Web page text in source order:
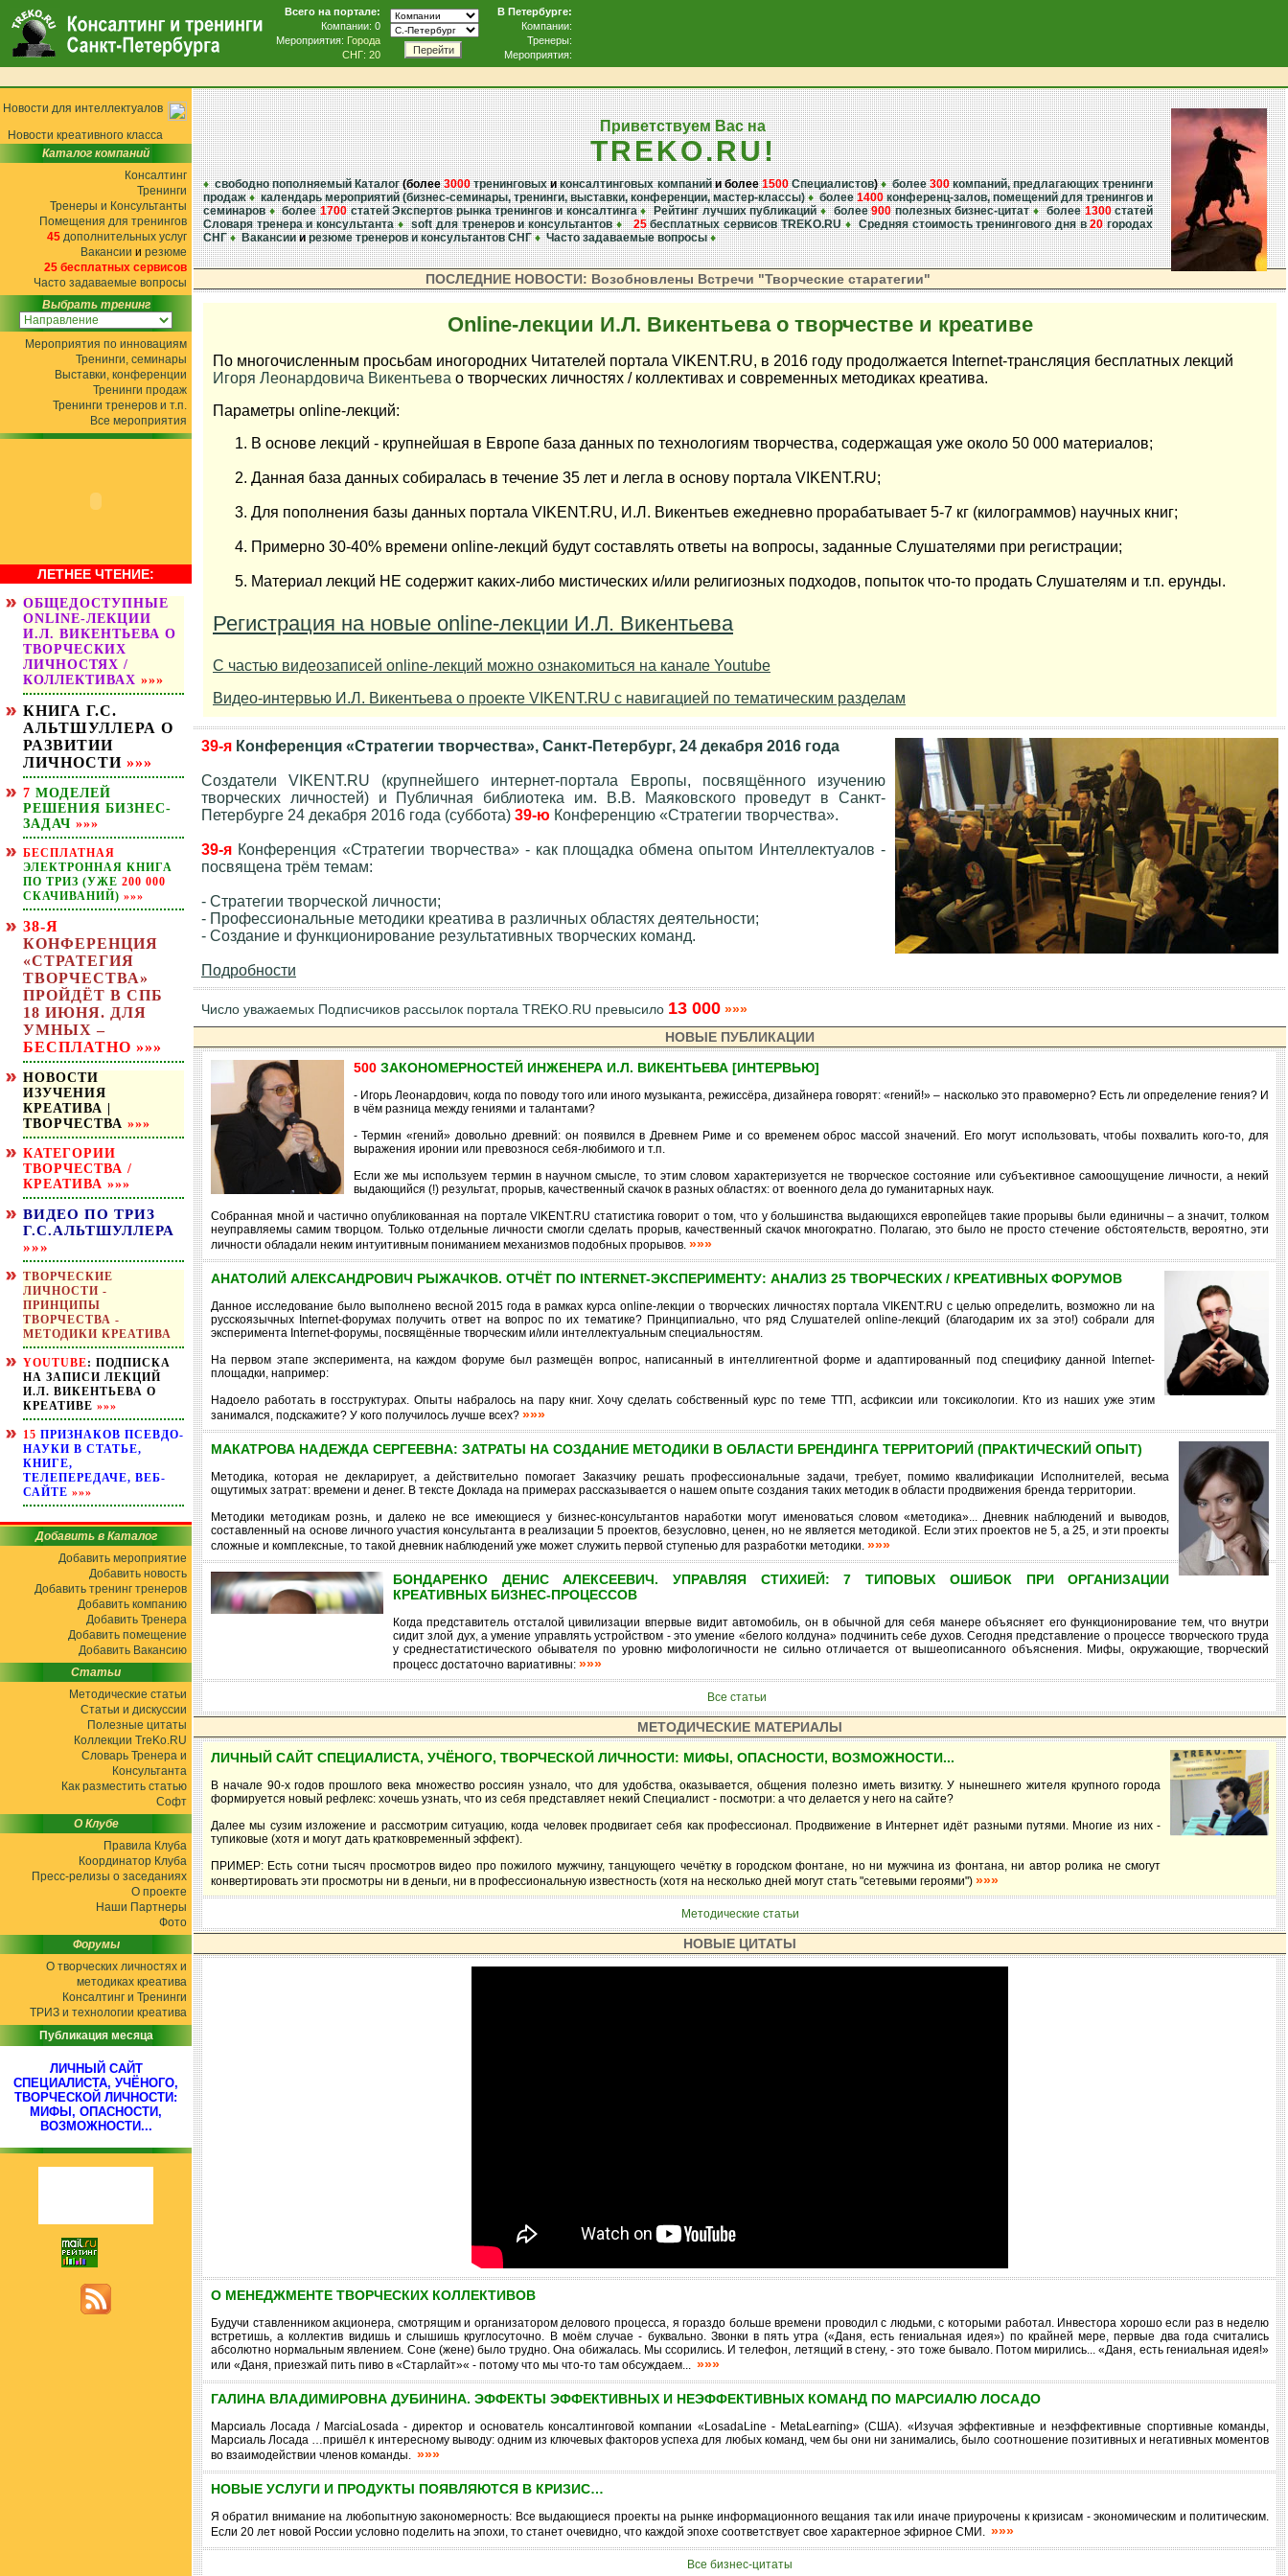
Всего на портале:
Компании: 0
Мероприятия: Города
СНГ: 20
Перейти
В Петербурге:
Компании:
Тренеры:
Мероприятия:
Новости для интеллектуалов
Новости креативного класса
Каталог компаний
Консалтинг
Тренинги
Тренеры и Консультанты
Помещения для тренингов
45 дополнительных услуг
Вакансии и резюме
25 бесплатных сервисов
Часто задаваемые вопросы
Выбрать тренинг
Мероприятия по инновациям
Тренинги, семинары
Выставки, конференции
Тренинги продаж
Тренинги тренеров и т.п.
Все мероприятия
ЛЕТНЕЕ ЧТЕНИЕ:
ОБЩЕДОСТУПНЫЕ
ОNLINE-ЛЕКЦИИ
И.Л. ВИКЕНТЬЕВА О
ТВОРЧЕСКИХ
ЛИЧНОСТЯХ /
КОЛЛЕКТИВАХ »»»
КНИГА Г.С.
АЛЬТШУЛЛЕРА О
РАЗВИТИИ
ЛИЧНОСТИ »»»
7 МОДЕЛЕЙ
РЕШЕНИЯ БИЗНЕС-
ЗАДАЧ »»»
БЕСПЛАТНАЯ
ЭЛЕКТРОННАЯ КНИГА
ПО ТРИЗ (УЖЕ 200 000
СКАЧИВАНИЙ) »»»
38-Я
КОНФЕРЕНЦИЯ
«СТРАТЕГИЯ
ТВОРЧЕСТВА»
ПРОЙДЁТ В СПБ
18 ИЮНЯ. ДЛЯ
УМНЫХ –
БЕСПЛАТНО »»»
НОВОСТИ
ИЗУЧЕНИЯ
КРЕАТИВА |
ТВОРЧЕСТВА »»»
КАТЕГОРИИ
ТВОРЧЕСТВА /
КРЕАТИВА »»»
ВИДЕО ПО ТРИЗ
Г.С.АЛЬТШУЛЛЕРА
»»»
ТВОРЧЕСКИЕ
ЛИЧНОСТИ -
ПРИНЦИПЫ
ТВОРЧЕСТВА -
МЕТОДИКИ КРЕАТИВА
YOUTUBE: ПОДПИСКА
НА ЗАПИСИ ЛЕКЦИЙ
И.Л. ВИКЕНТЬЕВА О
КРЕАТИВЕ »»»
15 ПРИЗНАКОВ ПСЕВДО-
НАУКИ В СТАТЬЕ,
КНИГЕ,
ТЕЛЕПЕРЕДАЧЕ, ВЕБ-
САЙТЕ »»»
Добавить в Каталог
Добавить мероприятие
Добавить новость
Добавить тренинг тренеров
Добавить компанию
Добавить Тренера
Добавить помещение
Добавить Вакансию
Статьи
Методические статьи
Статьи и дискуссии
Полезные цитаты
Коллекции TreKo.RU
Словарь Тренера и
Консультанта
Как разместить статью
Софт
О Клубе
Правила Клуба
Координатор Клуба
Пресс-релизы о заседаниях
О проекте
Наши Партнеры
Фото
Форумы
О творческих личностях и
методиках креатива
Консалтинг и Тренинги
ТРИЗ и технологии креатива
Публикация месяца
ЛИЧНЫЙ САЙТ
СПЕЦИАЛИСТА, УЧЁНОГО,
ТВОРЧЕСКОЙ ЛИЧНОСТИ:
МИФЫ, ОПАСНОСТИ,
ВОЗМОЖНОСТИ...
Приветствуем Вас на
TREKO.RU!
♦ свободно пополняемый Каталог (более3000 тренинговыхиконсалтинговых компанийи более1500Специалистов) ♦ более300компаний, предлагающих тренинги
продаж ♦ календарь мероприятий (бизнес-семинары, тренинги, выставки, конференции, мастер-классы) ♦ более1400конференц-залов, помещений для тренингов и
семинаров ♦ более1700статей Экспертов рынка тренингов и консалтинга ♦ Рейтинг лучших публикаций ♦ более900полезных бизнес-цитат ♦ более1300статей
Словаря тренера и консультанта ♦ soft для тренеров и консультантов ♦ 25бесплатных сервисов TREKO.RU ♦ Средняя стоимость тренингового дня в20городах
СНГ ♦ Вакансииирезюме тренеров и консультантов СНГ ♦ Часто задаваемые вопросы ♦
ПОСЛЕДНИЕ НОВОСТИ: Возобновлены Встречи "Творческие старатегии"
Online-лекции И.Л. Викентьева о творчестве и креативе
По многочисленным просьбам иногородних Читателей портала VIKENT.RU, в 2016 году продолжается Internet-трансляция бесплатных лекций
Игоря Леонардовича Викентьева о творческих личностях / коллективах и современных методиках креатива.
Параметры online-лекций:
В основе лекций - крупнейшая в Европе база данных по технологиям творчества, содержащая уже около 50 000 материалов;
Данная база данных собиралась в течение 35 лет и легла в основу портала VIKENT.RU;
Для пополнения базы данных портала VIKENT.RU, И.Л. Викентьев ежедневно прорабатывает 5-7 кг (килограммов) научных книг;
Примерно 30-40% времени online-лекций будут составлять ответы на вопросы, заданные Слушателями при регистрации;
Материал лекций НЕ содержит каких-либо мистических и/или религиозных подходов, попыток что-то продать Слушателям и т.п. ерунды.
Регистрация на новые оnline-лекции И.Л. Викентьева
С частью видеозаписей online-лекций можно ознакомиться на канале Youtube
Видео-интервью И.Л. Викентьева о проекте VIKENT.RU с навигацией по тематическим разделам
39-я Конференция «Стратегии творчества», Санкт-Петербург, 24 декабря 2016 года
Создатели VIKENT.RU (крупнейшего интернет-портала Европы, посвящённого изучению
творческих личностей) и Публичная библиотека им. В.В. Маяковского проведут в Санкт-
Петербурге 24 декабря 2016 года (суббота) 39-ю Конференцию «Стратегии творчества».
39-я Конференция «Стратегии творчества» - как площадка обмена опытом Интеллектуалов -
посвящена трём темам:
- Стратегии творческой личности;
- Профессиональные методики креатива в различных областях деятельности;
- Создание и функционирование результативных творческих команд.
Подробности
Число уважаемых Подписчиков рассылок портала TREKO.RU превысило 13 000 »»»
НОВЫЕ ПУБЛИКАЦИИ
500ЗАКОНОМЕРНОСТЕЙ ИНЖЕНЕРА И.Л. ВИКЕНТЬЕВА [ИНТЕРВЬЮ]
- Игорь Леонардович, когда по поводу того или иного музыканта, режиссёра, дизайнера говорят: «гений!» – насколько это правомерно? Есть ли определение гения? И
в чём разница между гениями и талантами?
- Термин «гений» довольно древний: он появился в Древнем Риме и со временем оброс массой значений. Его могут использовать, чтобы похвалить кого-то, для
выражения иронии или превознося себя-любимого и т.п.
Если же мы используем термин в научном смысле, то этим словом характеризуется не творческое состояние или субъективное самоощущение личности, а некий
выдающийся (!) результат, прорыв, качественный скачок в разных областях: от военного дела до гуманитарных наук.
Собранная мной и частично опубликованная на портале VIKENT.RU статистика говорит о том, что у большинства выдающихся европейцев такие прорывы были единичны – а значит, толком
неуправляемы самим творцом. Только отдельные личности смогли сделать прорыв, качественный скачок многократно. Полагаю, это было не просто стечение обстоятельств, вероятно, эти
личности обладали неким интуитивным пониманием механизмов подобных прорывов. »»»
АНАТОЛИЙ АЛЕКСАНДРОВИЧ РЫЖАЧКОВ. ОТЧЁТ ПО INTERNET-ЭКСПЕРИМЕНТУ: АНАЛИЗ 25 ТВОРЧЕСКИХ / КРЕАТИВНЫХ ФОРУМОВ
Данное исследование было выполнено весной 2015 года в рамках курса online-лекции о творческих личностях портала VIKENT.RU с целью определить, возможно ли на
русскоязычных Internet-форумах получить ответ на вопрос по их тематике? Принципиально, что ряд Слушателей online-лекций (благодарим их за это!) собрали для
эксперимента Internet-форумы, посвящённые творческим и/или интеллектуальным специальностям.
На первом этапе эксперимента, на каждом форуме был размещён вопрос, написанный в интеллигентной форме и адаптированный под специфику данной Internet-
площадки, например:
Надоело работать в госструктурах. Опыты набралось на пару книг. Хочу сделать собственный курс по теме ТТП, асфиксии или токсикологии. Кто из наших уже этим
занимался, подскажите? У кого получилось лучше всех? »»»
МАКАТРОВА НАДЕЖДА СЕРГЕЕВНА: ЗАТРАТЫ НА СОЗДАНИЕ МЕТОДИКИ В ОБЛАСТИ БРЕНДИНГА ТЕРРИТОРИЙ (ПРАКТИЧЕСКИЙ ОПЫТ)
Методика, которая не декларирует, а действительно помогает Заказчику решать профессиональные задачи, требует, помимо квалификации Исполнителей, весьма
ощутимых затрат: времени и денег. В тексте Доклада на примерах рассказывается о нашем опыте создания таких методик в области продвижения бренда территории.
Методики методикам рознь, и далеко не все имеющиеся у бизнес-консультантов наработки могут именоваться словом «методика»... Дневник наблюдений и выводов,
составленный на основе личного участия консультанта в реализации 5 проектов, безусловно, ценен, но не является методикой. Если этих проектов не 5, а 25, и эти проекты
сложные и комплексные, то такой дневник наблюдений уже может служить первой ступенью для разработки методики. »»»
БОНДАРЕНКО ДЕНИС АЛЕКСЕЕВИЧ. УПРАВЛЯЯ СТИХИЕЙ: 7 ТИПОВЫХ ОШИБОК ПРИ ОРГАНИЗАЦИИ
КРЕАТИВНЫХ БИЗНЕС-ПРОЦЕССОВ
Когда представитель отсталой цивилизации впервые видит автомобиль, он в обычной для себя манере объясняет его функционирование тем, что внутри
сидит злой дух, а умение управлять устройством - это умение «белого колдуна» подчинить себе духов. Сегодня представление о процессе творческого труда
у среднестатистического обывателя по уровню мифологичности не сильно отличается от вышеописанного объяснения. Мифы, окружающие, творческий
процесс достаточно вариативны: »»»
Все статьи
МЕТОДИЧЕСКИЕ МАТЕРИАЛЫ
ЛИЧНЫЙ САЙТ СПЕЦИАЛИСТА, УЧЁНОГО, ТВОРЧЕСКОЙ ЛИЧНОСТИ: МИФЫ, ОПАСНОСТИ, ВОЗМОЖНОСТИ...
В начале 90-х годов прошлого века множество россиян узнало, что для удобства, оказывается, общения полезно иметь визитку. У нынешнего жителя крупного города
формируется новый рефлекс: хочешь узнать, что из себя представляет некий Специалист - посмотри: а что делается у него на сайте?
Далее мы сузим изложение и рассмотрим ситуацию, когда человек продвигает себя как профессионал. Продвижение в Интернет идёт разными путями. Многие из них -
тупиковые (хотя и могут дать кратковременный эффект).
ПРИМЕР: Есть сотни тысяч просмотров видео про пожилого мужчину, танцующего чечётку в городском фонтане, но ни мужчина из фонтана, ни автор ролика не смогут
конвертировать эти просмотры ни в деньги, ни в профессиональную известность (хотя на несколько дней могут стать "сетевыми героями") »»»
Методические статьи
НОВЫЕ ЦИТАТЫ
О МЕНЕДЖМЕНТЕ ТВОРЧЕСКИХ КОЛЛЕКТИВОВ
Будучи ставленником акционера, смотрящим и организатором делового процесса, я гораздо больше времени проводил с людьми, с которыми работал. Инвестора хорошо если раз в неделю
встретишь, а коллектив видишь и слышишь круглосуточно. В моём случае - буквально. Звонки в пять утра («Даня, есть гениальная идея») по крайней мере, первые два года считались
абсолютно нормальным явлением. Соне (жене) было трудно. Она обижалась. Мы ссорились. И телефон, летящий в стену, - это тоже бывало. Потом мирились... «Даня, есть гениальная идея!»
или «Даня, приезжай пить пиво в «Старлайт»« - потому что мы что-то там обсуждаем... »»»
ГАЛИНА ВЛАДИМИРОВНА ДУБИНИНА. ЭФФЕКТЫ ЭФФЕКТИВНЫХ И НЕЭФФЕКТИВНЫХ КОМАНД ПО МАРСИАЛЮ ЛОСАДО
Марсиаль Лосада / MarciaLosada - директор и основатель консалтинговой компании «LosadaLine - MetaLearning» (США). «Изучая эффективные и неэффективные спортивные команды,
Марсиаль Лосада …пришёл к интересному выводу: одним из ключевых факторов успеха для любых команд, чем бы они ни занимались, было соотношение позитивных и негативных моментов
во взаимодействии членов команды. »»»
НОВЫЕ УСЛУГИ И ПРОДУКТЫ ПОЯВЛЯЮТСЯ В КРИЗИС…
Я обратил внимание на любопытную закономерность: Все выдающиеся проекты на рынке информационного вещания так или иначе приурочены к кризисам - экономическим и политическим.
Если 20 лет новой России условно поделить на эпохи, то станет очевидно, что каждой эпохе соответствует свое характерное эфирное СМИ. »»»
Все бизнес-цитаты